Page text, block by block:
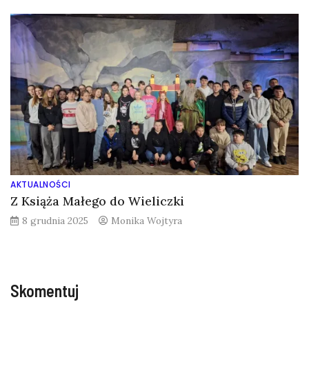
AKTUALNOŚCI
Z Książa Małego do Wieliczki
8 grudnia 2025 Monika Wojtyra
Skomentuj